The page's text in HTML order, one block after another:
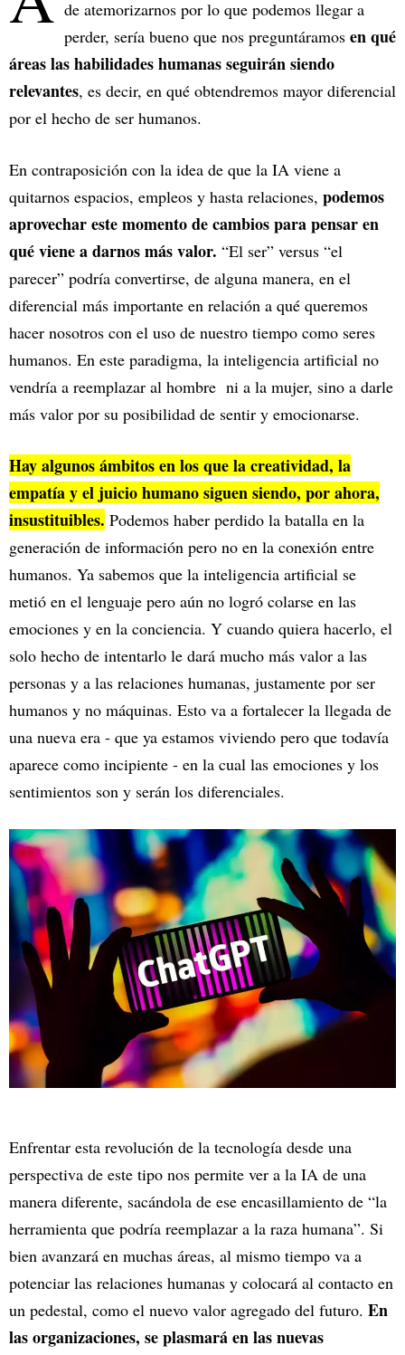
de atemorizarnos por lo que podemos llegar a
perder, sería bueno que nos preguntáramos en qué
áreas las habilidades humanas seguirán siendo
relevantes, es decir, en qué obtendremos mayor diferencial
por el hecho de ser humanos.
En contraposición con la idea de que la IA viene a
quitarnos espacios, empleos y hasta relaciones, podemos
aprovechar este momento de cambios para pensar en
qué viene a darnos más valor. “El ser” versus “el
parecer” podría convertirse, de alguna manera, en el
diferencial más importante en relación a qué queremos
hacer nosotros con el uso de nuestro tiempo como seres
humanos. En este paradigma, la inteligencia artificial no
vendría a reemplazar al hombre ni a la mujer, sino a darle
más valor por su posibilidad de sentir y emocionarse.
Hay algunos ámbitos en los que la creatividad, la
empatía y el juicio humano siguen siendo, por ahora,
insustituibles. Podemos haber perdido la batalla en la
generación de información pero no en la conexión entre
humanos. Ya sabemos que la inteligencia artificial se
metió en el lenguaje pero aún no logró colarse en las
emociones y en la conciencia. Y cuando quiera hacerlo, el
solo hecho de intentarlo le dará mucho más valor a las
personas y a las relaciones humanas, justamente por ser
humanos y no máquinas. Esto va a fortalecer la llegada de
una nueva era - que ya estamos viviendo pero que todavía
aparece como incipiente - en la cual las emociones y los
sentimientos son y serán los diferenciales.
Enfrentar esta revolución de la tecnología desde una
perspectiva de este tipo nos permite ver a la IA de una
manera diferente, sacándola de ese encasillamiento de “la
herramienta que podría reemplazar a la raza humana”. Si
bien avanzará en muchas áreas, al mismo tiempo va a
potenciar las relaciones humanas y colocará al contacto en
un pedestal, como el nuevo valor agregado del futuro. En
las organizaciones, se plasmará en las nuevas